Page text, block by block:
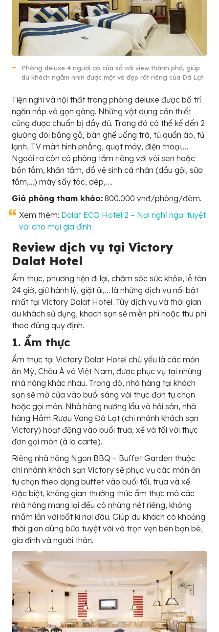
Phòng deluxe 4 người có cửa sổ với view thành phố, giúp
du khách ngắm nhìn được một vẻ đẹp rất riêng của Đà Lạt
Tiện nghi và nội thất trong phòng deluxe được bố trí
ngăn nắp và gọn gàng. Những vật dụng cần thiết
cũng được chuẩn bị đầy đủ. Trong đó có thể kể đến 2
giường đôi bằng gỗ, bàn ghế uống trà, tủ quần áo, tủ
lạnh, TV màn hình phẳng, quạt máy, điện thoại,….
Ngoài ra còn có phòng tắm riêng với vòi sen hoặc
bồn tắm, khăn tắm, đồ vệ sinh cá nhân (dầu gội, sữa
tắm,…) máy sấy tóc, dép,….
Giá phòng tham khảo: 800.000 vnđ/phòng/đêm.
Xem thêm: Dalat ECO Hotel 2 – Nơi nghỉ ngơi tuyệt
vời cho mọi gia đình
Review dịch vụ tại Victory
Dalat Hotel
Ẩm thực, phương tiện đi lại, chăm sóc sức khỏe, lễ tân
24 giờ, giữ hành lý, giặt ủi,… là những dịch vụ nổi bật
nhất tại Victory Dalat Hotel. Tùy dịch vụ và thời gian
du khách sử dụng, khach sạn sẽ miễn phí hoặc thu phí
theo đúng quy định.
1. Ẩm thực
Ẩm thực tại Victory Dalat Hotel chủ yếu là các món
ăn Mỹ, Châu Á và Việt Nam, được phục vụ tại những
nhà hàng khác nhau. Trong đó, nhà hàng tại khách
sạn sẽ mở cửa vào buổi sáng với thực đơn tự chọn
hoặc gọi món. Nhà hàng nướng lẩu và hải sản, nhà
hàng Hầm Rượu Vang Đà Lạt (chi nhánh khách sạn
Victory) hoạt động vào buổi trưa, xế và tối với thực
đơn gọi món (à la carte).
Riêng nhà hàng Ngon BBQ – Buffet Garden thuộc
chi nhánh khách sạn Victory sẽ phục vụ các món ăn
tự chọn theo dạng buffet vào buổi tối, trưa và xế.
Đặc biệt, không gian thưởng thức ẩm thực mà các
nhà hàng mang lại đều có những nét riêng, không
nhầm lẫn với bất kì nơi đâu. Giúp du khách có khoảng
thời gian dùng bữa tuyệt vời và trọn vẹn bên bạn bè,
gia đình và người thân.